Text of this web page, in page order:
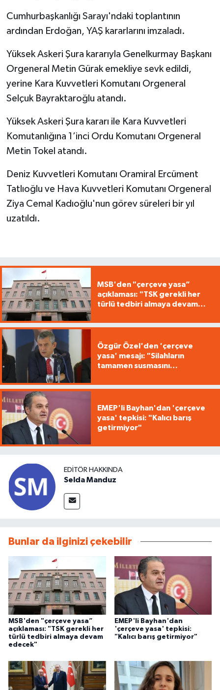
Cumhurbaşkanlığı Sarayı'ndaki toplantının
ardından Erdoğan, YAŞ kararlarını imzaladı.
Yüksek Askeri Şura kararıyla Genelkurmay Başkanı
Orgeneral Metin Gürak emekliye sevk edildi,
yerine Kara Kuvvetleri Komutanı Orgeneral
Selçuk Bayraktaroğlu atandı.
Yüksek Askeri Şura kararı ile Kara Kuvvetleri
Komutanlığına 1’inci Ordu Komutanı Orgeneral
Metin Tokel atandı.
Deniz Kuvvetleri Komutanı Oramiral Ercüment
Tatlıoğlu ve Hava Kuvvetleri Komutanı Orgeneral
Ziya Cemal Kadıoğlu'nun görev süreleri bir yıl
uzatıldı.
MSB'den "çerçeve yasa”
açıklaması: "TSK gerekli her
türlü tedbiri almaya devam
Özgür Özel'den 'çerçeve
yasa' mesajı: "Silahların
tamamen susmasını
EMEP'li Bayhan'dan 'çerçeve
yasa' tepkisi: "Kalıcı barış
getirmiyor"
EDITÖR HAKKINDA
Selda Manduz
Bunlar da ilginizi çekebilir
MSB'den "çerçeve yasa”
açıklaması: "TSK gerekli her
türlü tedbiri almaya devam
edecek"
EMEP'li Bayhan'dan
'çerçeve yasa' tepkisi:
"Kalıcı barış getirmiyor"